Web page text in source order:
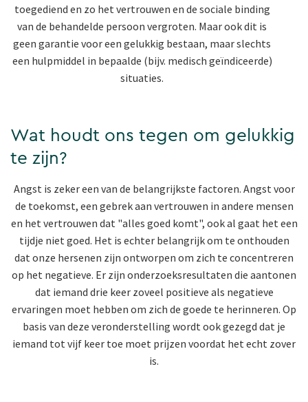
toegediend en zo het vertrouwen en de sociale binding
van de behandelde persoon vergroten. Maar ook dit is
geen garantie voor een gelukkig bestaan, maar slechts
een hulpmiddel in bepaalde (bijv. medisch geïndiceerde)
situaties.
Wat houdt ons tegen om gelukkig
te zijn?
Angst is zeker een van de belangrijkste factoren. Angst voor
de toekomst, een gebrek aan vertrouwen in andere mensen
en het vertrouwen dat "alles goed komt", ook al gaat het een
tijdje niet goed. Het is echter belangrijk om te onthouden
dat onze hersenen zijn ontworpen om zich te concentreren
op het negatieve. Er zijn onderzoeksresultaten die aantonen
dat iemand drie keer zoveel positieve als negatieve
ervaringen moet hebben om zich de goede te herinneren. Op
basis van deze veronderstelling wordt ook gezegd dat je
iemand tot vijf keer toe moet prijzen voordat het echt zover
is.